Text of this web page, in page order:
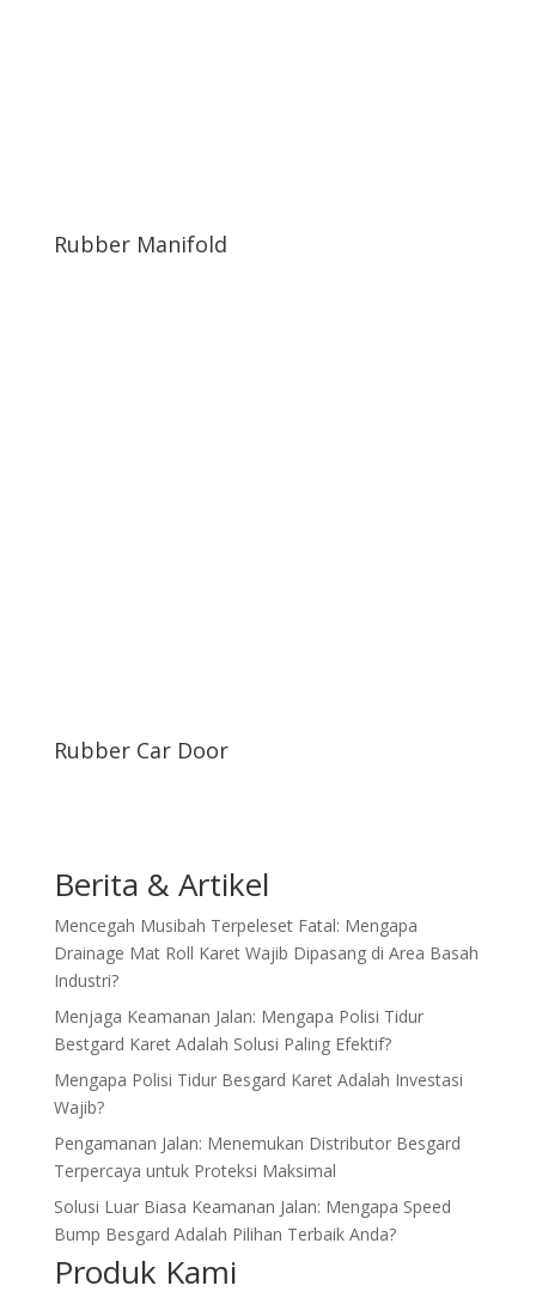
Rubber Manifold
Rubber Car Door
Berita & Artikel
Mencegah Musibah Terpeleset Fatal: Mengapa
Drainage Mat Roll Karet Wajib Dipasang di Area Basah
Industri?
Menjaga Keamanan Jalan: Mengapa Polisi Tidur
Bestgard Karet Adalah Solusi Paling Efektif?
Mengapa Polisi Tidur Besgard Karet Adalah Investasi
Wajib?
Pengamanan Jalan: Menemukan Distributor Besgard
Terpercaya untuk Proteksi Maksimal
Solusi Luar Biasa Keamanan Jalan: Mengapa Speed
Bump Besgard Adalah Pilihan Terbaik Anda?
Produk Kami